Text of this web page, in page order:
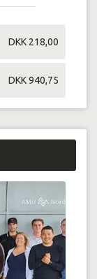
DKK 218,00
DKK 940,75